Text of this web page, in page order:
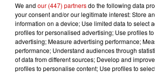
Gagnez vos
Musée du Sport
Mans !
We and our (447) partnersdo the following data
your consent and/or our legitimate interest: Store
information on a device; Use limited data to select
profiles for personalised advertising; Use profiles
advertising; Measure advertising performance;
performance; Understand audiences through
of data from different sources; Develop and
profiles to personalise content; Use profiles to